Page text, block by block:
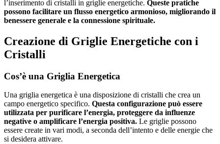
l’inserimento di cristalli in griglie energetiche. Queste pratiche
possono facilitare un flusso energetico armonioso, migliorando il
benessere generale e la connessione spirituale.
Creazione di Griglie Energetiche con i
Cristalli
Cos’è una Griglia Energetica
Una griglia energetica è una disposizione di cristalli che crea un
campo energetico specifico. Questa configurazione può essere
utilizzata per purificare l’energia, proteggere da influenze
negative o amplificare l’energia positiva. Le griglie possono
essere create in vari modi, a seconda dell’intento e delle energie che
si desidera attivare.